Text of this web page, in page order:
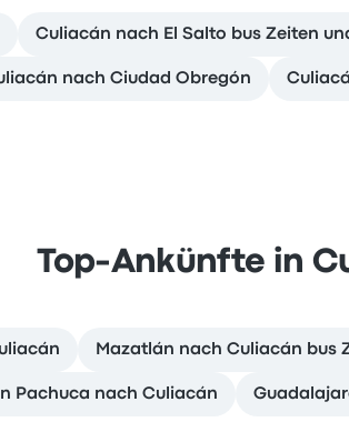
Culiacán nach El Salto bus Zeiten
nach Ciudad Obregón
Top-Ankünfte in
Mazatlán nach Culiacán bus
Pachuca nach Culiacán